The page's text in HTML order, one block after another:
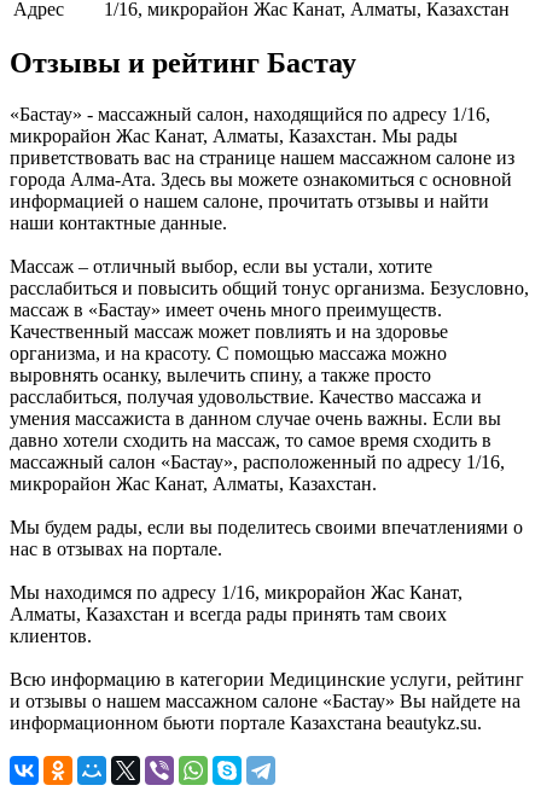
Адрес
1/16, микрорайон Жас Канат, Алматы, Казахстан
Отзывы и рейтинг Бастау
«Бастау» - массажный салон, находящийся по адресу 1/16,
микрорайон Жас Канат, Алматы, Казахстан. Мы рады
приветствовать вас на странице нашем массажном салоне из
города Алма-Ата. Здесь вы можете ознакомиться с основной
информацией о нашем салоне, прочитать отзывы и найти
наши контактные данные.
Массаж – отличный выбор, если вы устали, хотите
расслабиться и повысить общий тонус организма. Безусловно,
массаж в «Бастау» имеет очень много преимуществ.
Качественный массаж может повлиять и на здоровье
организма, и на красоту. С помощью массажа можно
выровнять осанку, вылечить спину, а также просто
расслабиться, получая удовольствие. Качество массажа и
умения массажиста в данном случае очень важны. Если вы
давно хотели сходить на массаж, то самое время сходить в
массажный салон «Бастау», расположенный по адресу 1/16,
микрорайон Жас Канат, Алматы, Казахстан.
Мы будем рады, если вы поделитесь своими впечатлениями о
нас в отзывах на портале.
Мы находимся по адресу 1/16, микрорайон Жас Канат,
Алматы, Казахстан и всегда рады принять там своих
клиентов.
Всю информацию в категории Медицинские услуги, рейтинг
и отзывы о нашем массажном салоне «Бастау» Вы найдете на
информационном бьюти портале Казахстана beautykz.su.